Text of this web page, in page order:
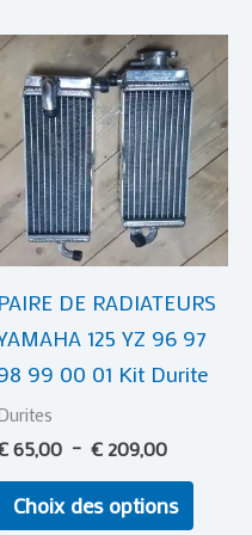
PAIRE DE RADIATEURS
125 YZ 96 97
99 00 01 Kit Durite
65,00 – € 209,00
Plage
de
prix :
€ 65,00
à
€ 209,00
Choix des options
a
Les
être
page